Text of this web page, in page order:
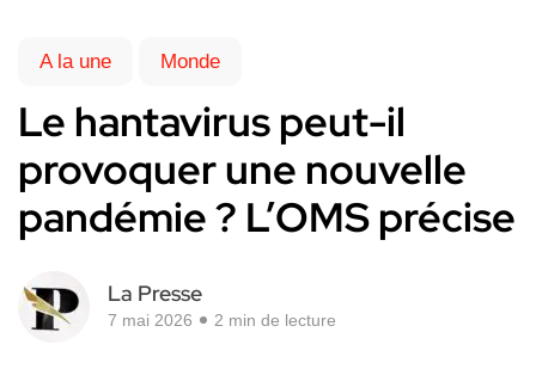
A la une Monde
Le hantavirus peut-il
provoquer une nouvelle
pandémie ? L’OMS précise
La Presse
7 mai 2026 2 min de lecture